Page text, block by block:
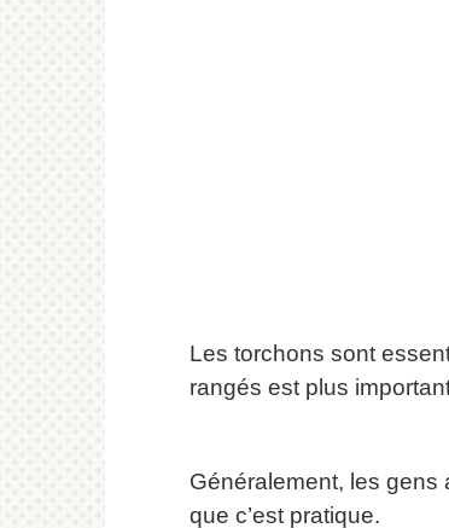
Les torchons sont
rangés est plus
Généralement, les gens
que c’est pratique.